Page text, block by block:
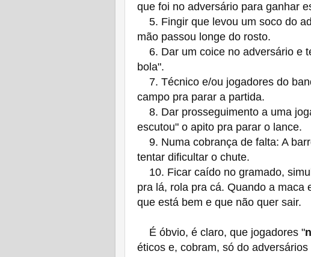
que foi no adversário para ganhar
5. Fingir que levou um soco do
mão passou longe do rosto.
6. Dar um coice no adversário e
bola".
7. Técnico e/ou jogadores do
campo pra parar a partida.
8. Dar prosseguimento a uma
escutou" o apito pra parar o lance.
9. Numa cobrança de falta: A
tentar dificultar o chute.
10. Ficar caído no gramado,
pra lá, rola pra cá. Quando a maca
que está bem e que não quer sair.
É óbvio, é claro, que jogadores "
éticos e, cobram, só do